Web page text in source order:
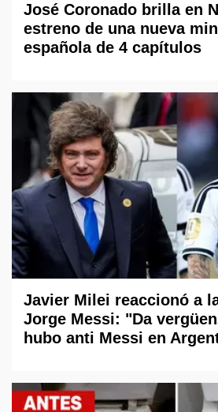
José Coronado brilla en
estreno de una nueva
española de 4 capítulos
Javier Milei reaccionó a
Jorge Messi: "Da
hubo anti Messi en